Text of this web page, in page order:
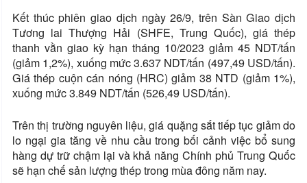
Kết thúc phiên giao dịch ngày 26/9, trên Sàn Giao dịch
Tương lai Thượng Hải (SHFE, Trung Quốc), giá thép
thanh vằn giao kỳ hạn tháng 10/2023 giảm 45 NDT/tấn
(giảm 1,2%), xuống mức 3.637 NDT/tấn (497,49 USD/tấn).
Giá thép cuộn cán nóng (HRC) giảm 38 NTD (giảm 1%),
xuống mức 3.849 NDT/tấn (526,49 USD/tấn).
Trên thị trường nguyên liệu, giá quặng sắt tiếp tục giảm do
lo ngại gia tăng về nhu cầu trong bối cảnh việc bổ sung
hàng dự trữ chậm lại và khả năng Chính phủ Trung Quốc
sẽ hạn chế sản lượng thép trong mùa đông năm nay.